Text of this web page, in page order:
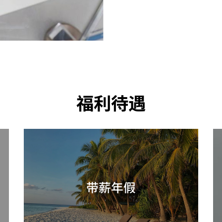
福利待遇
带薪年假